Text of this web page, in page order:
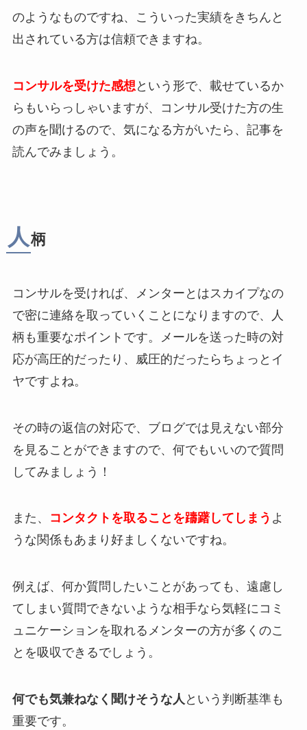
のようなものですね、こういった実績をきちんと
出されている方は信頼できますね。
コンサルを受けた感想 という形で、載せているか
らもいらっしゃいますが、コンサル受けた方の生
の声を聞けるので、気になる方がいたら、記事を
読んでみましょう。
人 柄
コンサルを受ければ、メンターとはスカイプなの
で密に連絡を取っていくことになりますので、人
柄も重要なポイントです。メールを送った時の対
応が高圧的だったり、威圧的だったらちょっとイ
ヤですよね。
その時の返信の対応で、ブログでは見えない部分
を見ることができますので、何でもいいので質問
してみましょう！
また、 コンタクトを取ることを躊躇してしまう よ
うな関係もあまり好ましくないですね。
例えば、何か質問したいことがあっても、遠慮し
てしまい質問できないような相手なら気軽にコミ
ュニケーションを取れるメンターの方が多くのこ
とを吸収できるでしょう。
何でも気兼ねなく聞けそうな人 という判断基準も
重要です。